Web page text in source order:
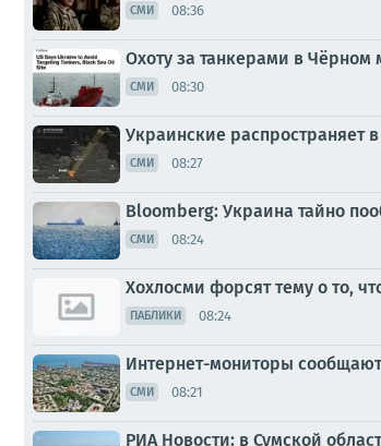
СМИ 08:36
Охоту за танкерами в Чёрном
СМИ 08:30
Украинские распространяет
СМИ 08:27
Bloomberg: Украина тайно
СМИ 08:24
Хохлосми форсят тему о то,
ПАБЛИКИ 08:24
Интернет-мониторы
СМИ 08:21
РИА Новости: в Сумской